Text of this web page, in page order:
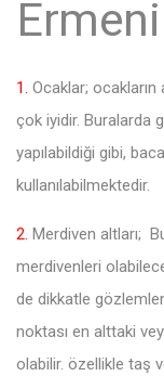
1. Ocaklar; ocakların
çok iyidir. Buralarda
yapılabildiği gibi,
kullanılabilmektedir.
2. Merdiven altları;
merdivenleri
de dikkatle
noktası en alttaki
olabilir. özellikle taş